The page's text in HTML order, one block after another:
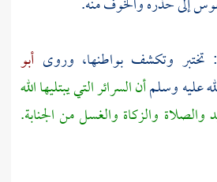
تختبر وتكشف بواطنها، وروى أبو
عليه وسلمأن السرائر التي يبتليها الله
والصلاة والزكاة والغسل من الجنابة.